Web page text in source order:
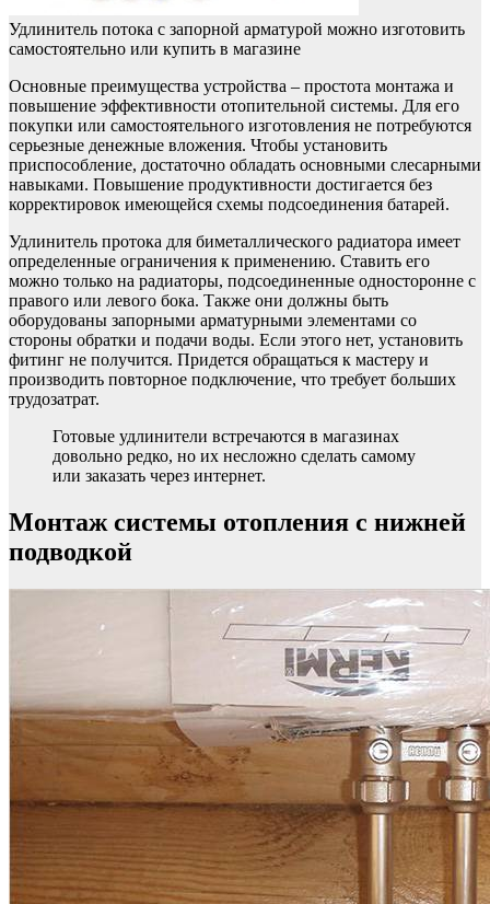
Удлинитель потока с запорной арматурой можно изготовить
самостоятельно или купить в магазине
Основные преимущества устройства – простота монтажа и
повышение эффективности отопительной системы. Для его
покупки или самостоятельного изготовления не потребуются
серьезные денежные вложения. Чтобы установить
приспособление, достаточно обладать основными слесарными
навыками. Повышение продуктивности достигается без
корректировок имеющейся схемы подсоединения батарей.
Удлинитель протока для биметаллического радиатора имеет
определенные ограничения к применению. Ставить его
можно только на радиаторы, подсоединенные односторонне с
правого или левого бока. Также они должны быть
оборудованы запорными арматурными элементами со
стороны обратки и подачи воды. Если этого нет, установить
фитинг не получится. Придется обращаться к мастеру и
производить повторное подключение, что требует больших
трудозатрат.
Готовые удлинители встречаются в магазинах
довольно редко, но их несложно сделать самому
или заказать через интернет.
Монтаж системы отопления с нижней
подводкой